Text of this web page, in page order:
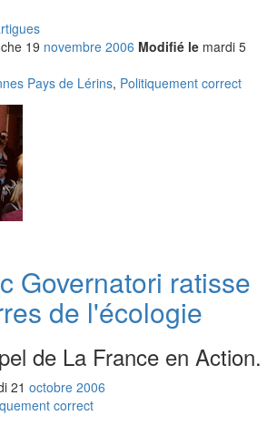
19 novembre 2006 Modifié le mardi 5
Pays de Lérins, Politiquement correct
Governatori ratisse
de l'écologie
de La France en Action.
21 octobre 2006
correct